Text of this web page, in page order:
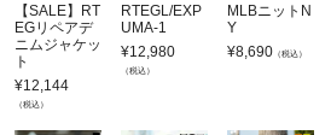
【SALE】RT
EGリペアデ
ニムジャケッ
ト
¥12,144
（税込）
RTEGL/EXP
UMA-1
¥12,980
（税込）
MLBニットN
Y
¥8,690 （税込）